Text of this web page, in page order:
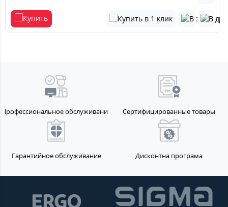
Профессиональное обслуживание Сертифицированные товары
Гарантийное обслуживание Дисконтна програма